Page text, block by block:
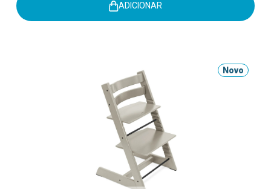
ADICIONAR
Novo